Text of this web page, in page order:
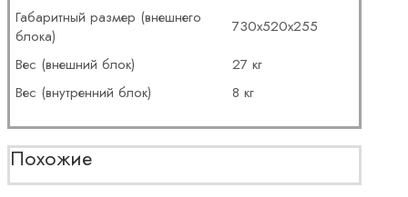
Габаритный размер (внешнего
блока)
730x520x255
Вес (внешний блок)
27 кг
Вес (внутренний блок)
8 кг
Похожие